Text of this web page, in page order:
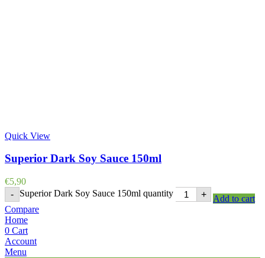
Quick View
Superior Dark Soy Sauce 150ml
€5,90
-
Superior Dark Soy Sauce 150ml quantity +
Add to cart
Compare
Home
0 Cart
Account
Menu